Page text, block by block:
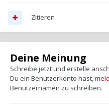
Zitieren
Deine Meinung
Schreibe jetzt und erstelle
Du ein Benutzerkonto hast,
Benutzernamen zu schreiben.